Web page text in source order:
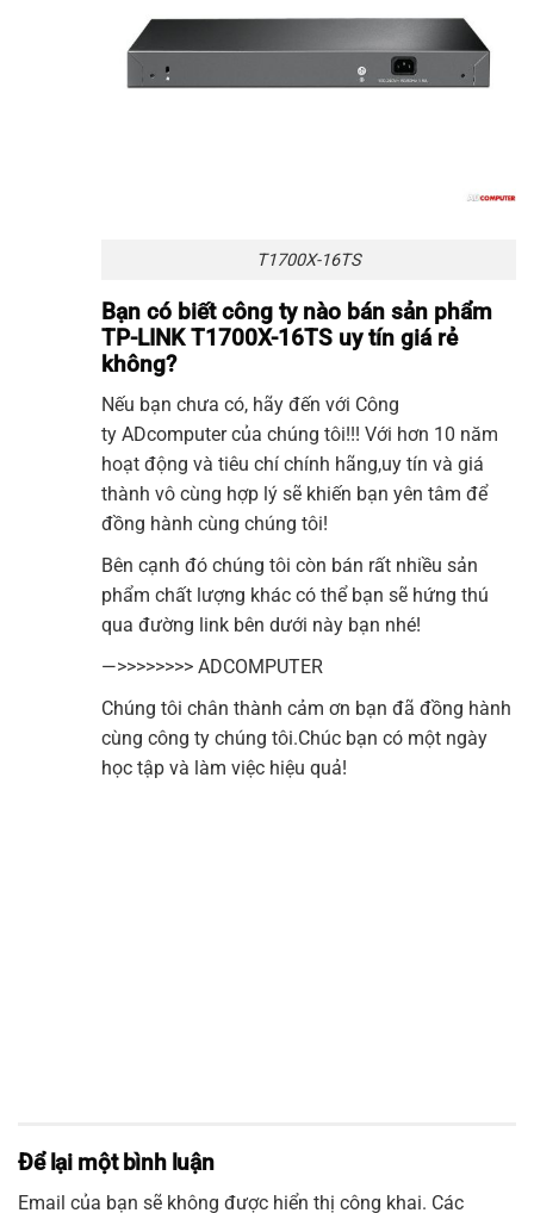
T1700X-16TS
Bạn có biết công ty nào bán sản phẩm
TP-LINK T1700X-16TS uy tín giá rẻ
không?
Nếu bạn chưa có, hãy đến với Công
ty ADcomputercủa chúng tôi!!! Với hơn 10 năm
hoạt động và tiêu chí chính hãng,uy tín và giá
thành vô cùng hợp lý sẽ khiến bạn yên tâm để
đồng hành cùng chúng tôi!
Bên cạnh đó chúng tôi còn bán rất nhiều sản
phẩm chất lượng khác có thể bạn sẽ hứng thú
qua đường link bên dưới này bạn nhé!
—>>>>>>>> ADCOMPUTER
Chúng tôi chân thành cảm ơn bạn đã đồng hành
cùng công ty chúng tôi.Chúc bạn có một ngày
học tập và làm việc hiệu quả!
Để lại một bình luận
Email của bạn sẽ không được hiển thị công khai. Các